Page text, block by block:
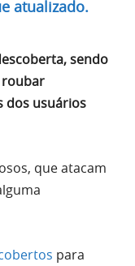
atualizado.
sendo
roubar
dos usuários
que atacam
para